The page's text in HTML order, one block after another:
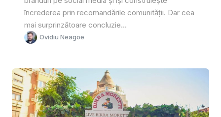
încrederea prin recomandările comunității. Dar cea
mai surprinzătoare concluzie...
Ovidiu Neagoe